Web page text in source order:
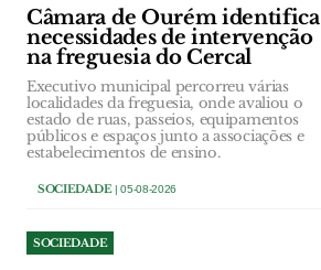
Câmara de Ourém identifica
necessidades de intervenção
na freguesia do Cercal
Executivo municipal percorreu várias
localidades da freguesia, onde avaliou o
estado de ruas, passeios, equipamentos
públicos e espaços junto a associações e
estabelecimentos de ensino.
SOCIEDADE| 05-08-2026
SOCIEDADE